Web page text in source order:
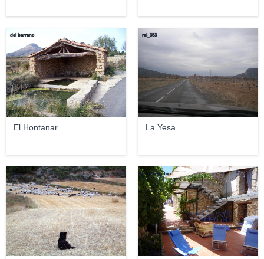
El Hontanar
del barranc
La Yesa
rei_353
isdami Eulalia Rubio